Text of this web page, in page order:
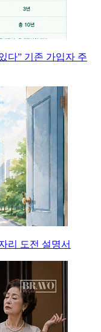
다” 기존 가입자 주
리 도전 설명서